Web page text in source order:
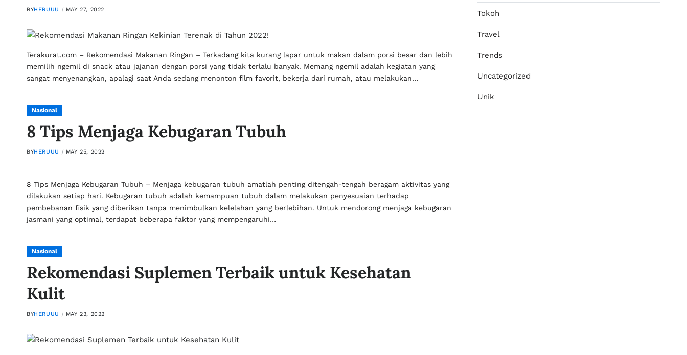
BYHERUUU MAY 27, 2022
Terakurat.com – Rekomendasi Makanan Ringan – Terkadang kita kurang lapar untuk makan dalam porsi besar dan lebih
memilih ngemil di snack atau jajanan dengan porsi yang tidak terlalu banyak. Memang ngemil adalah kegiatan yang
sangat menyenangkan, apalagi saat Anda sedang menonton film favorit, bekerja dari rumah, atau melakukan…
Nasional
8 Tips Menjaga Kebugaran Tubuh
BYHERUUU MAY 25, 2022
8 Tips Menjaga Kebugaran Tubuh – Menjaga kebugaran tubuh amatlah penting ditengah-tengah beragam aktivitas yang
dilakukan setiap hari. Kebugaran tubuh adalah kemampuan tubuh dalam melakukan penyesuaian terhadap
pembebanan fisik yang diberikan tanpa menimbulkan kelelahan yang berlebihan. Untuk mendorong menjaga kebugaran
jasmani yang optimal, terdapat beberapa faktor yang mempengaruhi…
Nasional
Rekomendasi Suplemen Terbaik untuk Kesehatan
Kulit
BYHERUUU MAY 23, 2022
Tokoh
Travel
Trends
Uncategorized
Unik